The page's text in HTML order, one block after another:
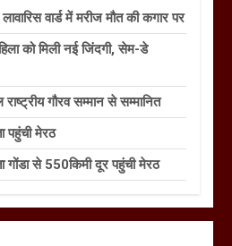
वार्ड में मरीज मौत की कगार पर
को मिली नई जिंदगी, सेम-डे
गौरव सम्मान से सम्मानित
पहुंची मेरठ
गोंडा से 550किमी दूर पहुंची मेरठ